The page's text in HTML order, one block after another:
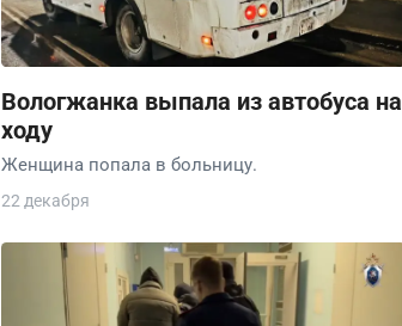
Вологжанка выпала из автобуса на
ходу
Женщина попала в больницу.
22 декабря